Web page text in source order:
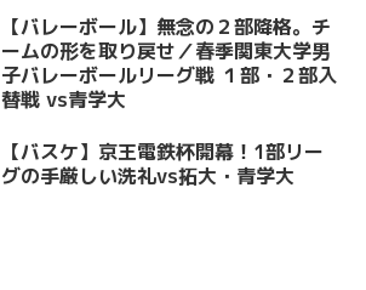
【バレーボール】無念の２部降格。チ
ームの形を取り戻せ／春季関東大学男
子バレーボールリーグ戦 １部・２部入
替戦 vs青学大
【バスケ】京王電鉄杯開幕！1部リー
グの手厳しい洗礼vs拓大・青学大